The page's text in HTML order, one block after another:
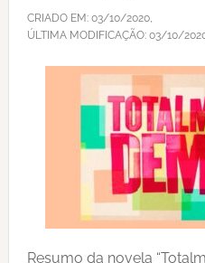
CRIADO EM: 03/10/2020,
ÚLTIMA MODIFICAÇÃO: 03/10/
Resumo da novela